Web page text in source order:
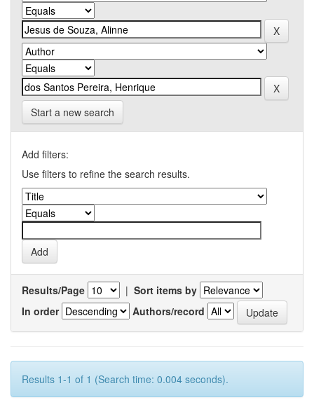
Start a new search
Add filters:
Use filters to refine the search results.
Results/Page | Sort items by
In order
Authors/record
Results 1-1 of 1 (Search time: 0.004 seconds).